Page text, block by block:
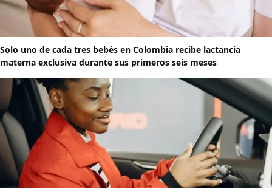
Solo uno de cada tres bebés en Colombia recibe lactancia
materna exclusiva durante sus primeros seis meses